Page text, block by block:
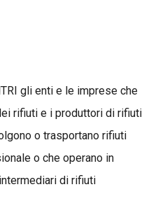
gli enti e le imprese che
rifiuti e i produttori di rifiuti
o trasportano rifiuti
o che operano in
di rifiuti